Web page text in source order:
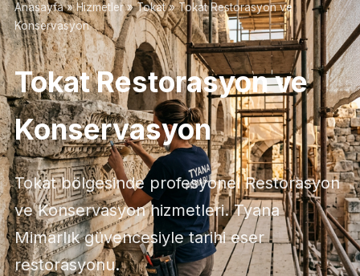
Anasayfa»Hizmetler»Tokat» Tokat Restorasyon ve
Konservasyon
Tokat Restorasyon ve
Konservasyon
Tokat bölgesinde profesyonel Restorasyon
ve Konservasyon hizmetleri. Tyana
Mimarlık güvencesiyle tarihi eser
restorasyonu.